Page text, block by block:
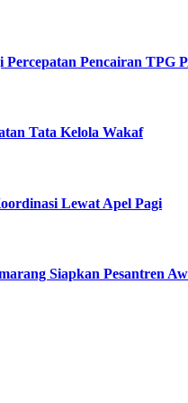
Percepatan Pencairan
Tata Kelola Wakaf
Lewat Apel Pagi
Siapkan Pesantren